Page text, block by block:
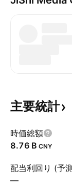
主要統計
時価総額
‪8.76 B‬ CNY
配当利回り (予
—